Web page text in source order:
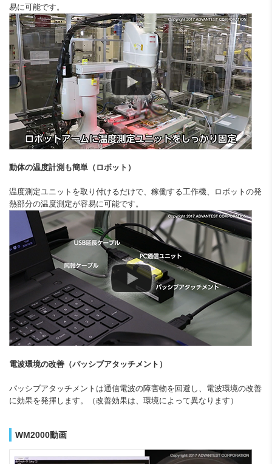
易に可能です。
動体の温度計測も簡単（ロボット）
温度測定ユニットを取り付けるだけで、稼働する工作機、ロボットの発
熱部分の温度測定が容易に可能です。
電波環境の改善（パッシブアタッチメント）
パッシブアタッチメントは通信電波の障害物を回避し、電波環境の改善
に効果を発揮します。（改善効果は、環境によって異なります）
WM2000動画